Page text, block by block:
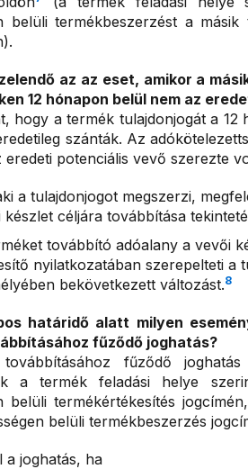
belüli termékbeszerzést a
az az eset, amikor a
12 hónapon belül nem az
hogy a termék tulajdonjogát a
szánták. Az
eredeti potenciális vevő szerezte
a tulajdonjogot megszerzi,
készlet céljára továbbítása
továbbító adóalany a vevői
nyilatkozatában szerepelteti a
bekövetkezett változást.8
határidő alatt milyen
fűződő joghatás?
fűződő
a termék feladási helye
belüli termékértékesítés
belüli termékbeszerzés
a joghatás, ha